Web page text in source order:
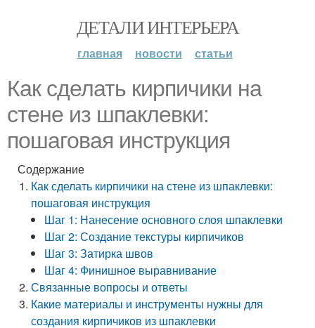
ДЕТАЛИ ИНТЕРЬЕРА
главная новости статьи
Как сделать кирпичики на
стене из шпаклевки:
пошаговая инструкция
Содержание
Как сделать кирпичики на стене из шпаклевки:
пошаговая инструкция
Шаг 1: Нанесение основного слоя шпаклевки
Шаг 2: Создание текстуры кирпичиков
Шаг 3: Затирка швов
Шаг 4: Финишное выравнивание
Связанные вопросы и ответы
Какие материалы и инструменты нужны для
создания кирпичиков из шпаклевки